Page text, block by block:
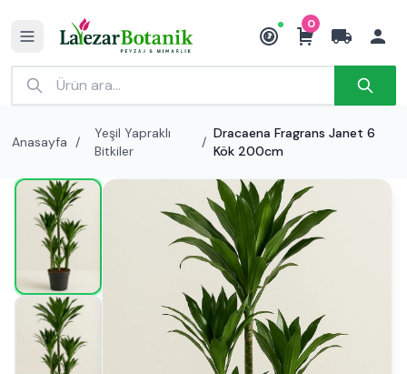
₺
0
Anasayfa /
Yeşil Yapraklı
Bitkiler
/
Dracaena Fragrans Janet 6
Kök 200cm